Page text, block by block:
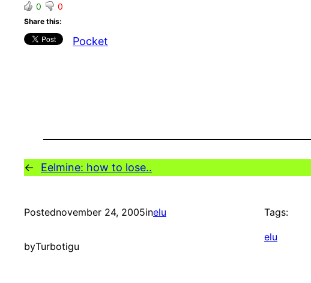
0 0
Share this:
Pocket
← Eelmine: how to lose..
Postednovember 24, 2005inelu
byTurbotigu
Tags:
elu